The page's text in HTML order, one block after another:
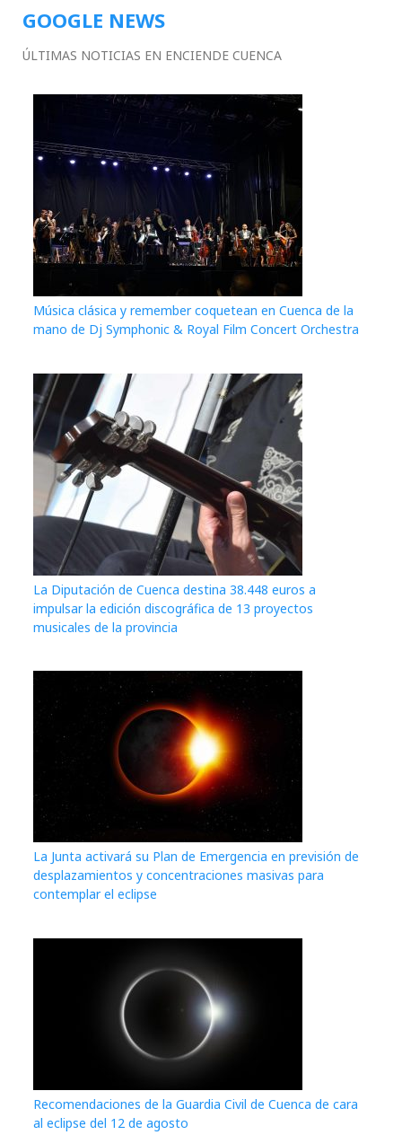
GOOGLE NEWS
ÚLTIMAS NOTICIAS EN ENCIENDE CUENCA
Música clásica y remember coquetean en Cuenca de la
mano de Dj Symphonic & Royal Film Concert Orchestra
La Diputación de Cuenca destina 38.448 euros a
impulsar la edición discográfica de 13 proyectos
musicales de la provincia
La Junta activará su Plan de Emergencia en previsión de
desplazamientos y concentraciones masivas para
contemplar el eclipse
Recomendaciones de la Guardia Civil de Cuenca de cara
al eclipse del 12 de agosto